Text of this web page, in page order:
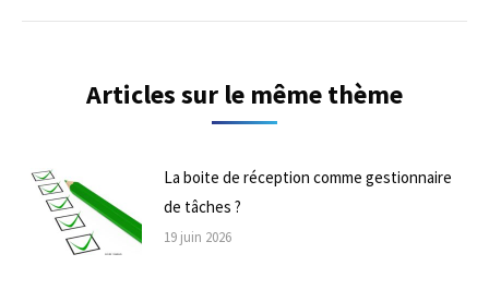
Articles sur le même thème
La boite de réception comme gestionnaire
de tâches ?
19 juin 2026